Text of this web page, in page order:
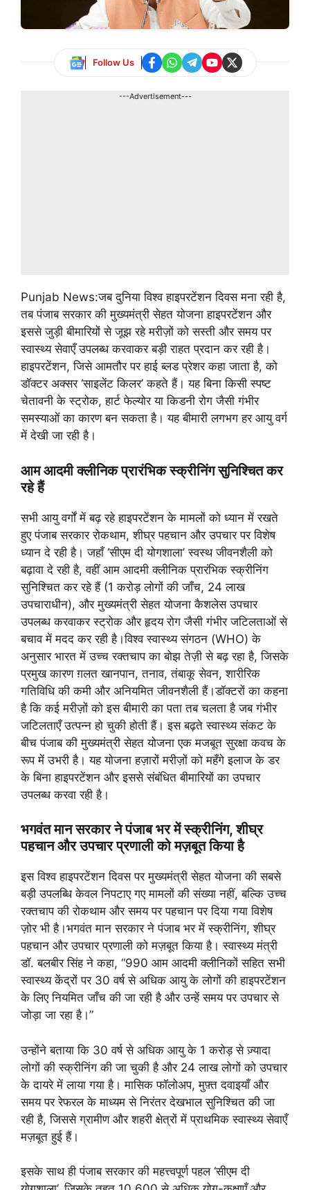
Follow Us
---Advertisement---
Punjab News:जब दुनिया विश्व हाइपरटेंशन दिवस मना रही है,
तब पंजाब सरकार की मुख्यमंत्री सेहत योजना हाइपरटेंशन और
इससे जुड़ी बीमारियों से जूझ रहे मरीज़ों को सस्ती और समय पर
स्वास्थ्य सेवाएँ उपलब्ध करवाकर बड़ी राहत प्रदान कर रही है।
हाइपरटेंशन, जिसे आमतौर पर हाई ब्लड प्रेशर कहा जाता है, को
डॉक्टर अक्सर ‘साइलेंट किलर’ कहते हैं। यह बिना किसी स्पष्ट
चेतावनी के स्ट्रोक, हार्ट फेल्योर या किडनी रोग जैसी गंभीर
समस्याओं का कारण बन सकता है। यह बीमारी लगभग हर आयु वर्ग
में देखी जा रही है।
आम आदमी क्लीनिक प्रारंभिक स्क्रीनिंग सुनिश्चित कर
रहे हैं
सभी आयु वर्गों में बढ़ रहे हाइपरटेंशन के मामलों को ध्यान में रखते
हुए पंजाब सरकार रोकथाम, शीघ्र पहचान और उपचार पर विशेष
ध्यान दे रही है। जहाँ ‘सीएम दी योगशाला’ स्वस्थ जीवनशैली को
बढ़ावा दे रही है, वहीं आम आदमी क्लीनिक प्रारंभिक स्क्रीनिंग
सुनिश्चित कर रहे हैं (1 करोड़ लोगों की जाँच, 24 लाख
उपचाराधीन), और मुख्यमंत्री सेहत योजना कैशलेस उपचार
उपलब्ध करवाकर स्ट्रोक और हृदय रोग जैसी गंभीर जटिलताओं से
बचाव में मदद कर रही है।विश्व स्वास्थ्य संगठन (WHO) के
अनुसार भारत में उच्च रक्तचाप का बोझ तेज़ी से बढ़ रहा है, जिसके
प्रमुख कारण ग़लत खानपान, तनाव, तंबाकू सेवन, शारीरिक
गतिविधि की कमी और अनियमित जीवनशैली हैं।डॉक्टरों का कहना
है कि कई मरीज़ों को इस बीमारी का पता तब चलता है जब गंभीर
जटिलताएँ उत्पन्न हो चुकी होती हैं। इस बढ़ते स्वास्थ्य संकट के
बीच पंजाब की मुख्यमंत्री सेहत योजना एक मजबूत सुरक्षा कवच के
रूप में उभरी है। यह योजना हज़ारों मरीज़ों को महँगे इलाज के डर
के बिना हाइपरटेंशन और इससे संबंधित बीमारियों का उपचार
उपलब्ध करवा रही है।
भगवंत मान सरकार ने पंजाब भर में स्क्रीनिंग, शीघ्र
पहचान और उपचार प्रणाली को मज़बूत किया है
इस विश्व हाइपरटेंशन दिवस पर मुख्यमंत्री सेहत योजना की सबसे
बड़ी उपलब्धि केवल निपटाए गए मामलों की संख्या नहीं, बल्कि उच्च
रक्तचाप की रोकथाम और समय पर पहचान पर दिया गया विशेष
ज़ोर भी है।भगवंत मान सरकार ने पंजाब भर में स्क्रीनिंग, शीघ्र
पहचान और उपचार प्रणाली को मज़बूत किया है। स्वास्थ्य मंत्री
डॉ. बलबीर सिंह ने कहा, “990 आम आदमी क्लीनिकों सहित सभी
स्वास्थ्य केंद्रों पर 30 वर्ष से अधिक आयु के लोगों की हाइपरटेंशन
के लिए नियमित जाँच की जा रही है और उन्हें समय पर उपचार से
जोड़ा जा रहा है।”
उन्होंने बताया कि 30 वर्ष से अधिक आयु के 1 करोड़ से ज़्यादा
लोगों की स्क्रीनिंग की जा चुकी है और 24 लाख लोगों को उपचार
के दायरे में लाया गया है। मासिक फॉलोअप, मुफ़्त दवाइयाँ और
समय पर रेफरल के माध्यम से निरंतर देखभाल सुनिश्चित की जा
रही है, जिससे ग्रामीण और शहरी क्षेत्रों में प्राथमिक स्वास्थ्य सेवाएँ
मज़बूत हुई हैं।
इसके साथ ही पंजाब सरकार की महत्त्वपूर्ण पहल ‘सीएम दी